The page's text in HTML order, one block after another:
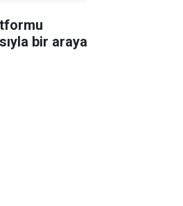
bir araya